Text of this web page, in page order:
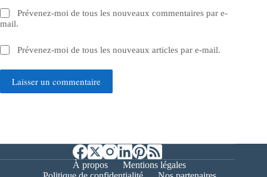
Prévenez-moi de tous les nouveaux commentaires par e-
mail.
Prévenez-moi de tous les nouveaux articles par e-mail.
Laisser un commentaire
À propos
Mentions légales